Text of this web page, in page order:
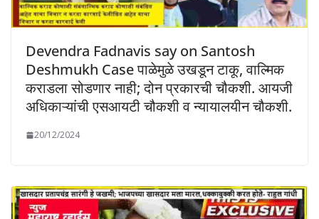
Devendra Fadnavis say on Santosh
Deshmukh Case पाळेमुळे उखडून टाकू, वाल्मिक
कराडला सोडणार नाही; दोन प्रकारची चौकशी. आयजी
अधिकाऱ्यांची एसआयटी चौकशी व न्यायालयीन चौकशी.
20/12/2024